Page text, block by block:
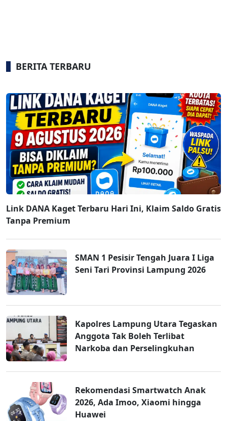
BERITA TERBARU
Link DANA Kaget Terbaru Hari Ini, Klaim Saldo Gratis
Tanpa Premium
SMAN 1 Pesisir Tengah Juara I Liga
Seni Tari Provinsi Lampung 2026
Kapolres Lampung Utara Tegaskan
Anggota Tak Boleh Terlibat
Narkoba dan Perselingkuhan
Rekomendasi Smartwatch Anak
2026, Ada Imoo, Xiaomi hingga
Huawei